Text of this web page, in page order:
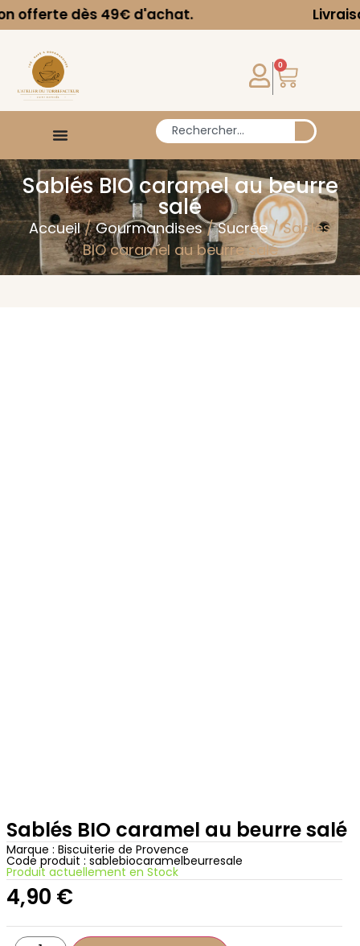
dès 49€ d'achat. Livraison
0
Sablés BIO caramel au beurre
salé
Accueil/Gourmandises/Sucrée/ Sablés
BIO caramel au beurre salé
Sablés BIO caramel au beurre salé
Marque : Biscuiterie de Provence
Code produit : sablebiocaramelbeurresale
Produit actuellement en Stock
4,90 €